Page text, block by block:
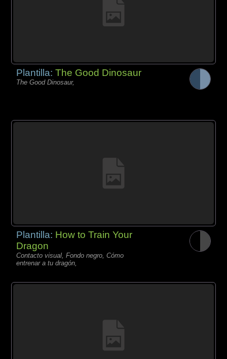
Plantilla:The Good Dinosaur
The Good Dinosaur,
Plantilla: How to Train Your
Dragon
Contacto visual, Fondo negro, Cómo
entrenar a tu dragón,